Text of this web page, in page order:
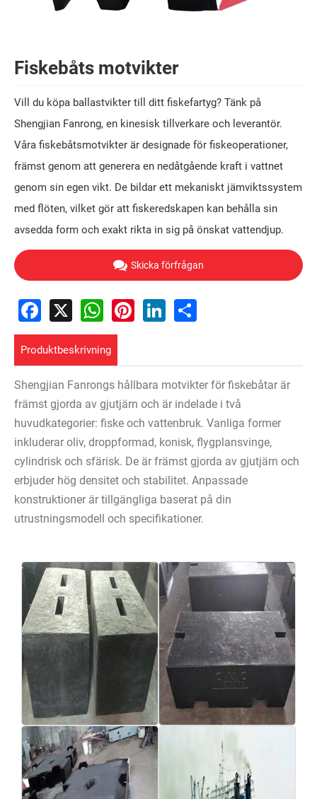
Fiskebåts motvikter
Vill du köpa ballastvikter till ditt fiskefartyg? Tänk på
Shengjian Fanrong, en kinesisk tillverkare och leverantör.
Våra fiskebåtsmotvikter är designade för fiskeoperationer,
främst genom att generera en nedåtgående kraft i vattnet
genom sin egen vikt. De bildar ett mekaniskt jämviktssystem
med flöten, vilket gör att fiskeredskapen kan behålla sin
avsedda form och exakt rikta in sig på önskat vattendjup.
Skicka förfrågan
Facebook
X WhatsAppPinterestLinkedInShare
Produktbeskrivning
Shengjian Fanrongs hållbara motvikter för fiskebåtar är
främst gjorda av gjutjärn och är indelade i två
huvudkategorier: fiske och vattenbruk. Vanliga former
inkluderar oliv, droppformad, konisk, flygplansvinge,
cylindrisk och sfärisk. De är främst gjorda av gjutjärn och
erbjuder hög densitet och stabilitet. Anpassade
konstruktioner är tillgängliga baserat på din
utrustningsmodell och specifikationer.